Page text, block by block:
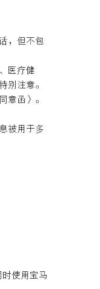
，但不包
医疗健
别注意。
意函》。
被用于多
使用宝马